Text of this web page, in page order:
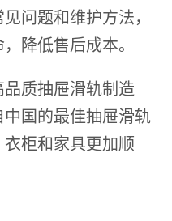
问题和维护方法，
降低售后成本。
质抽屉滑轨制造
国的最佳抽屉滑轨
柜和家具更加顺